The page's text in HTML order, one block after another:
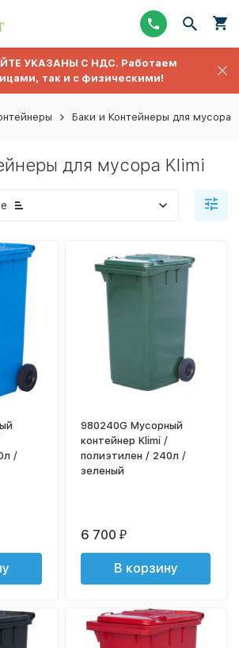
УКАЗАНЫ С НДС. Работаем
так и с физическими!
Баки и Контейнеры для мусора
для мусора Klimi
/
980240G Мусорный
контейнер Klimi /
полиэтилен / 240л /
зеленый
6 700₽
В корзину